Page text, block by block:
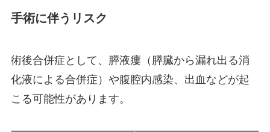
手術に伴うリスク
術後合併症として、膵液瘻（膵臓から漏れ出る消
化液による合併症）や腹腔内感染、出血などが起
こる可能性があります。